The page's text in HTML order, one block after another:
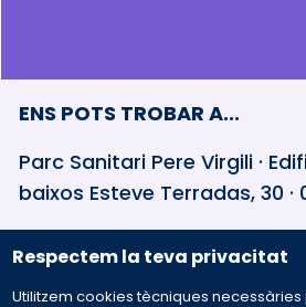
Respectem la teva privacitat
Utilitzem cookies tècniques
ENS POTS TROBAR A...
Parc Sanitari Pere Virgili ·
baixos Esteve Terradas, 30 ·
932 594 381